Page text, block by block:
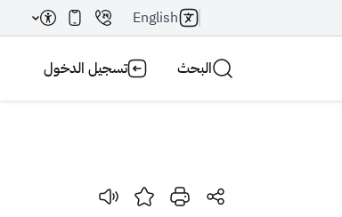
English
البحث تسجيل الدخول